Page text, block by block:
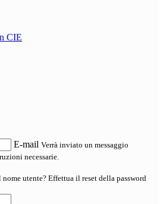
CIE
E-mail Verrà inviato un messaggio
necessarie.
utente? Effettua il reset della password